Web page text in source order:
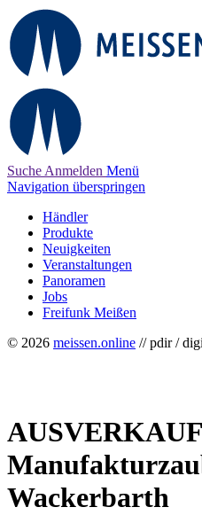
Suche Anmelden Menü
Navigation überspringen
Händler
Produkte
Neuigkeiten
Veranstaltungen
Panoramen
Jobs
Freifunk Meißen
© 2026 meissen.online // pdir /
Wackerbarth